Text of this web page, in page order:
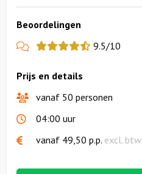
Beoordelingen
View
reviews
9.5/10
Prijs en details
vanaf 50 personen
04:00 uur
vanaf 49,50 p.p. excl. btw